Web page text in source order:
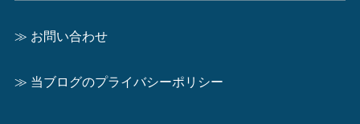
≫ お問い合わせ
≫ 当ブログのプライバシーポリシー